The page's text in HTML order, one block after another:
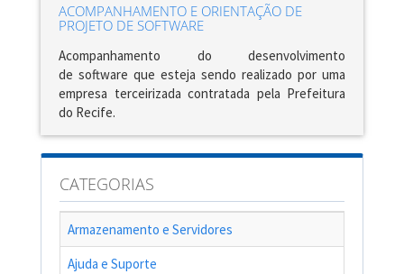
ACOMPANHAMENTO E ORIENTAÇÃO DE
PROJETO DE SOFTWARE
Acompanhamento do desenvolvimento
de software que esteja sendo realizado por uma
empresa terceirizada contratada pela Prefeitura
do Recife.
CATEGORIAS
Armazenamento e Servidores
Ajuda e Suporte